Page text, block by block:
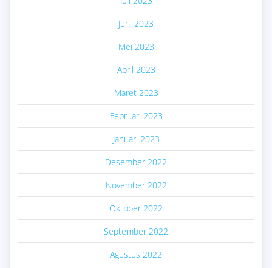
Juni 2023
Mei 2023
April 2023
Maret 2023
Februari 2023
Januari 2023
Desember 2022
November 2022
Oktober 2022
September 2022
Agustus 2022